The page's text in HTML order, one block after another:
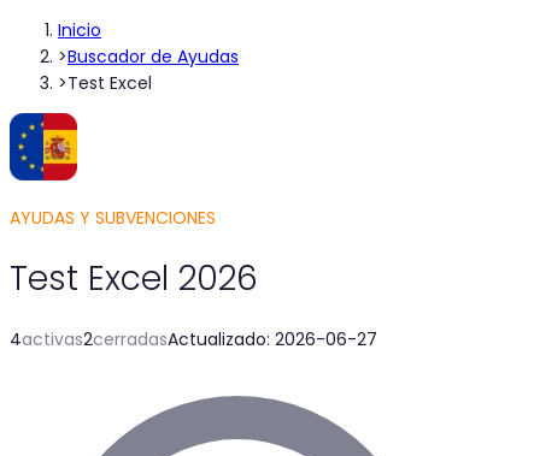
Inicio
>Buscador de Ayudas
>Test Excel
AYUDAS Y SUBVENCIONES
Test Excel 2026
4activas2cerradasActualizado: 2026-06-27